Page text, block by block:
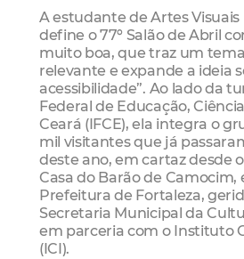
A estudante de Artes
define o 77º Salão de Abril
muito boa, que traz um
relevante e expande a ideia
acessibilidade”. Ao lado da
Federal de Educação,
Ceará (IFCE), ela integra o
mil visitantes que já
deste ano, em cartaz desde
Casa do Barão de
Prefeitura de Fortaleza,
Secretaria Municipal da
em parceria com o Instituto
(ICI).